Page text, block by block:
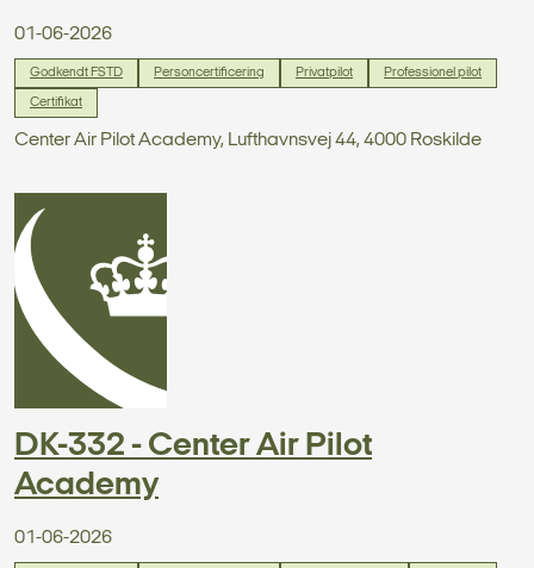
01-06-2026
Godkendt FSTD Personcertificering Privatpilot Professionel pilot
Certifikat
Center Air Pilot Academy, Lufthavnsvej 44, 4000 Roskilde
DK-332 - Center Air Pilot
Academy
01-06-2026